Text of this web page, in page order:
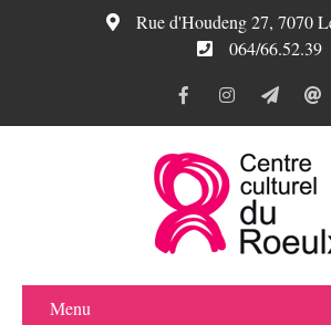
Rue d'Houdeng 27, 7070
064/66.52.39
Menu